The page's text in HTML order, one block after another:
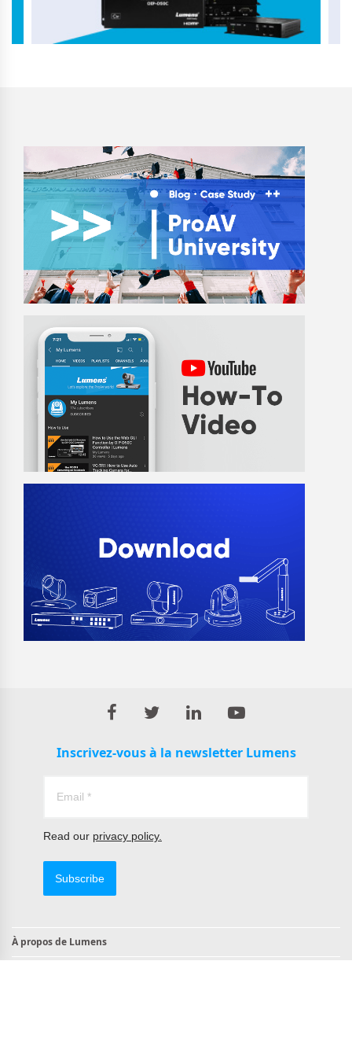
Inscrivez-vous à la newsletter Lumens
Read our privacy policy.
Subscribe
À propos de Lumens